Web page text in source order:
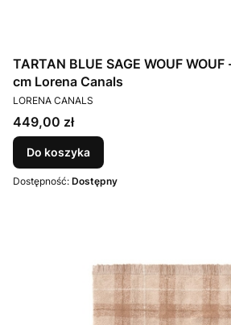
TARTAN BLUE SAGE WOUF
cm Lorena Canals
PRODUCENT
LORENA CANALS
Cena
449,00 zł
Do koszyka
Dostępność: Dostępny